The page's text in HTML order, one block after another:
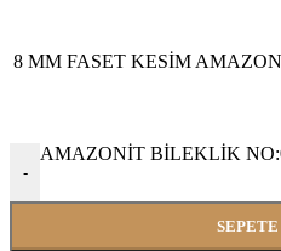
8 MM FASET KESİM
-
AMAZONİT BİLEKLİK